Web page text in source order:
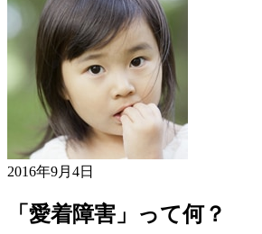
2016年9月4日
「愛着障害」って何？